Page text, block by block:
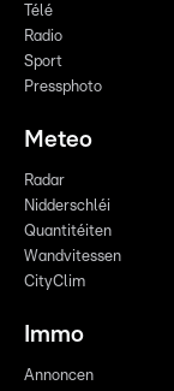
Télé
Radio
Sport
Pressphoto
Meteo
Radar
Nidderschléi
Quantitéiten
Wandvitessen
CityClim
Immo
Annoncen